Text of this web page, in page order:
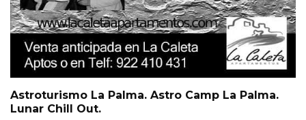
Astroturismo La Palma. Astro Camp La Palma.
Lunar Chill Out.